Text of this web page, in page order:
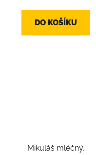
DO KOŠÍKU
Mikuláš mléčný,